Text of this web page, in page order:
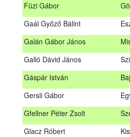
Füzi Gábor
Gaál Győző Bálint
Galán Gábor János
Galló Dávid János
Gáspár István
Gersli Gábor
Gfellner Péter Zsolt
Glacz Róbert
Fekete Ádám
Gaál Győző Bálint